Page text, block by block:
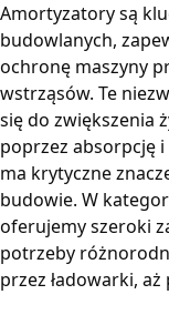
Amortyzatory są
budowlanych,
ochronę maszyny
wstrząsów. Te
się do zwiększenia
poprzez absorpcję
ma krytyczne
budowie. W
oferujemy szeroki
potrzeby
przez ładowarki,